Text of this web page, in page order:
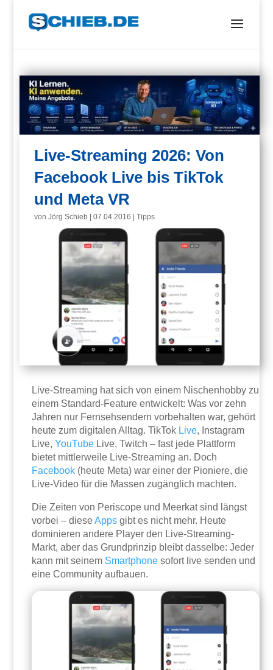
Live-Streaming 2026: Von
Facebook Live bis TikTok
und Meta VR
vonJörg Schieb |07.04.2016 |Tipps
Live-Streaming hat sich von einem Nischenhobby zu
einem Standard-Feature entwickelt: Was vor zehn
Jahren nur Fernsehsendern vorbehalten war, gehört
heute zum digitalen Alltag. TikTok Live, Instagram
Live,YouTube Live, Twitch – fast jede Plattform
bietet mittlerweile Live-Streaming an. Doch
Facebook (heute Meta) war einer der Pioniere, die
Live-Video für die Massen zugänglich machten.
Die Zeiten von Periscope und Meerkat sind längst
vorbei – dieseApps gibt es nicht mehr. Heute
dominieren andere Player den Live-Streaming-
Markt, aber das Grundprinzip bleibt dasselbe: Jeder
kann mit seinem Smartphone sofort live senden und
eine Community aufbauen.